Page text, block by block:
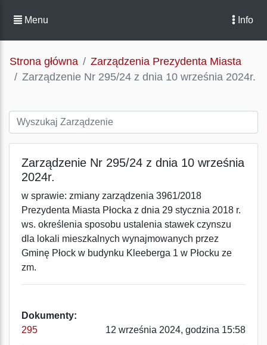
Menu Info
Strona główna
Zarządzenia Prezydenta Miasta
Zarządzenie Nr 295/24 z dnia 10 września 2024r.
Zarządzenie Nr 295/24 z dnia 10 września
2024r.
w sprawie: zmiany zarządzenia 3961/2018
Prezydenta Miasta Płocka z dnia 29 stycznia 2018 r.
ws. określenia sposobu ustalenia stawek czynszu
dla lokali mieszkalnych wynajmowanych przez
Gminę Płock w budynku Kleeberga 1 w Płocku ze
zm.
Dokumenty:
295
12 września 2024, godzina 15:58